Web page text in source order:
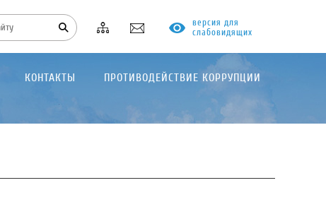
версия для
слабовидящих
КОНТАКТЫ ПРОТИВОДЕЙСТВИЕ КОРРУПЦИИ